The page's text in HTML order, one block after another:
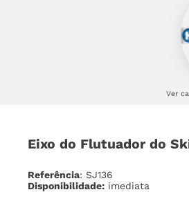
Ver
Eixo do Flutuador do
Referência: SJ136
Disponibilidade: imediata